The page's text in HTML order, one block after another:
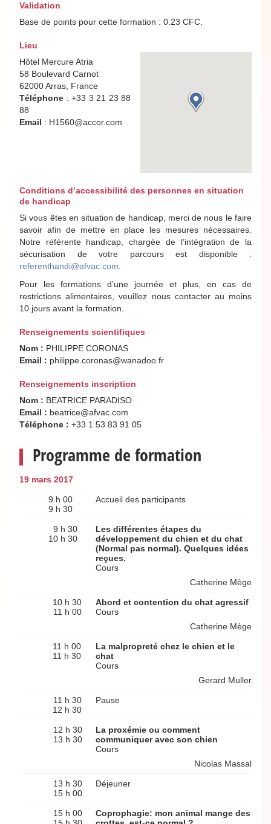
Validation
Base de points pour cette formation : 0.23 CFC.
Lieu
Hôtel Mercure Atria
58 Boulevard Carnot
62000 Arras, France
Téléphone : +33 3 21 23 88
88
Email : H1560@accor.com
Conditions d’accessibilité des personnes en situation
de handicap
Si vous êtes en situation de handicap, merci de nous le faire
savoir afin de mettre en place les mesures nécessaires.
Notre référente handicap, chargée de l’intégration de la
sécurisation de votre parcours est disponible :
referenthandi@afvac.com
Pour les formations d’une journée et plus, en cas de
restrictions alimentaires, veuillez nous contacter au moins
10 jours avant la formation.
Renseignements scientifiques
Nom : PHILIPPE CORONAS
Email : philippe.coronas@wanadoo.fr
Renseignements inscription
Nom : BEATRICE PARADISO
Email : beatrice@afvac.com
Téléphone : +33 1 53 83 91 05
Programme de formation
19 mars 2017
9 h 00
9 h 30
Accueil des participants
9 h 30
10 h 30
Les différentes étapes du
développement du chien et du chat
(Normal pas normal). Quelques idées
reçues.
Cours
Catherine Mège
10 h 30
11 h 00
Abord et contention du chat agressif
Cours
Catherine Mège
11 h 00
11 h 30
La malpropreté chez le chien et le
chat
Cours
Gerard Muller
11 h 30
12 h 30
Pause
12 h 30
13 h 30
La proxémie ou comment
communiquer avec son chien
Cours
Nicolas Massal
13 h 30
15 h 00
Déjeuner
15 h 00
Coprophagie: mon animal mange des